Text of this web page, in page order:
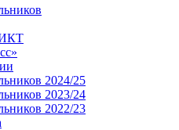
ИКТ
2024/25
2023/24
2022/23